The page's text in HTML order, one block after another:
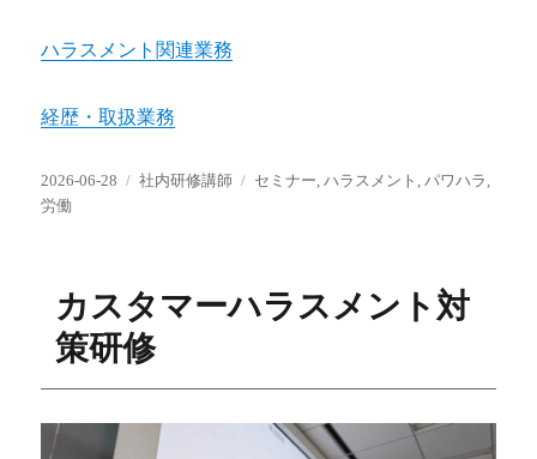
ハラスメント関連業務
経歴・取扱業務
投
稿
2026-06-28
カ
社内研修講師
タ
セミナー ,ハラスメント パワハラ
労働
カスタマーハラスメント対
策研修